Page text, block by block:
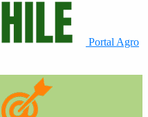
Portal Agro